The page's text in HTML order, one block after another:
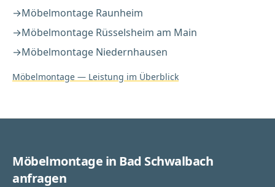
→Möbelmontage Raunheim
→Möbelmontage Rüsselsheim am Main
→Möbelmontage Niedernhausen
Möbelmontage — Leistung im Überblick
Möbelmontage in Bad Schwalbach
anfragen